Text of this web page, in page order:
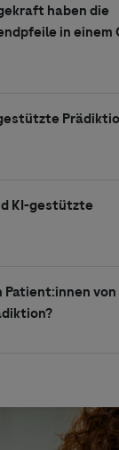
haben die
in einem
KI-gestützte
von